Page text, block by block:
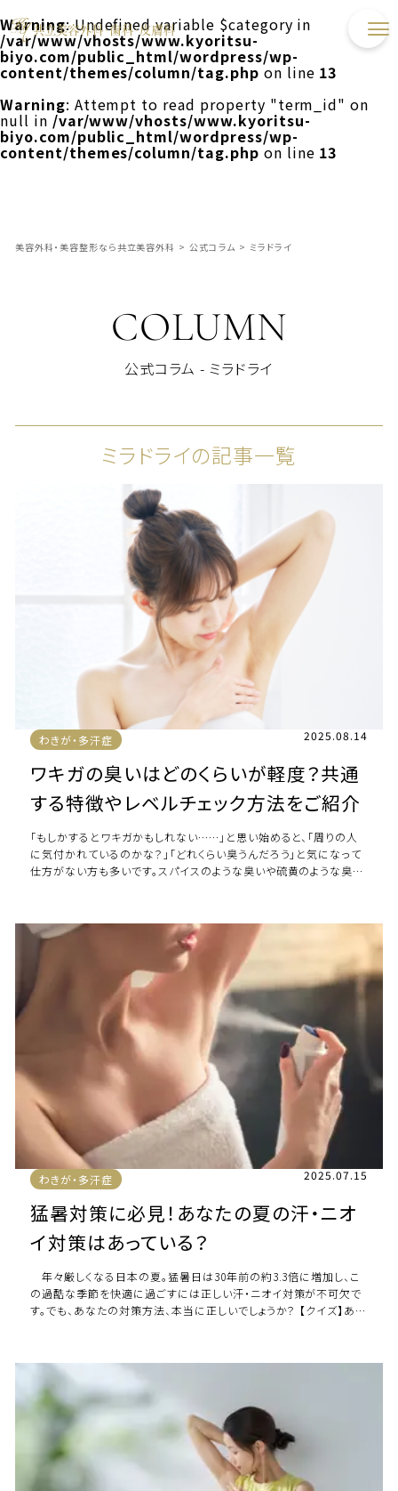
Warning: Undefined variable $category in
/var/www/vhosts/www.kyoritsu-
biyo.com/public_html/wordpress/wp-
content/themes/column/tag.php on line 13
Warning: Attempt to read property "term_id" on
null in /var/www/vhosts/www.kyoritsu-
biyo.com/public_html/wordpress/wp-
content/themes/column/tag.php on line 13
美容外科・美容整形なら共立美容外科 > 公式コラム > ミラドライ
COLUMN
公式コラム - ミラドライ
ミラドライの記事一覧
わきが・多汗症 2025.08.14
ワキガの臭いはどのくらいが軽度？共通
する特徴やレベルチェック方法をご紹介
「もしかするとワキガかもしれない……」と思い始めると、「周りの人
に気付かれているのかな？」「どれくらい臭うんだろう」と気になって
仕方がない方も多いです。スパイスのような臭いや硫黄のような臭
わきが・多汗症 2025.07.15
猛暑対策に必見！あなたの夏の汗・ニオ
イ対策はあっている？
年々厳しくなる日本の夏。猛暑日は30年前の約3.3倍に増加し、こ
の過酷な季節を快適に過ごすには正しい汗・ニオイ対策が不可欠で
す。でも、あなたの対策方法、本当に正しいでしょうか？ 【クイズ】あな